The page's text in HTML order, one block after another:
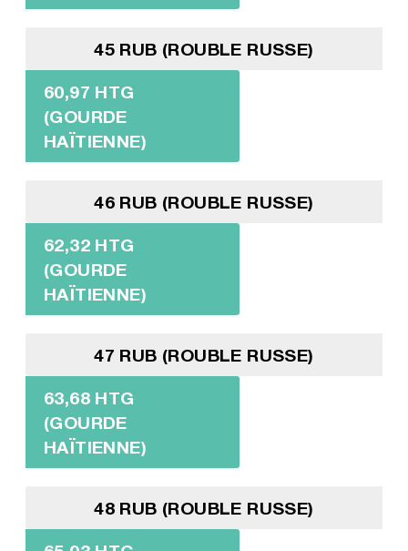
45 RUB (ROUBLE RUSSE)
60,97 HTG
(GOURDE
HAÏTIENNE)
46 RUB (ROUBLE RUSSE)
62,32 HTG
(GOURDE
HAÏTIENNE)
47 RUB (ROUBLE RUSSE)
63,68 HTG
(GOURDE
HAÏTIENNE)
48 RUB (ROUBLE RUSSE)